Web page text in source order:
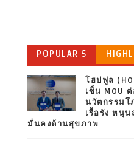
POPULAR 5
โฮปฟูล
เซ็น MOU
นวัตกรรมโ
เรื้อรัง หนุ
มั่นคงด้านสุขภาพ